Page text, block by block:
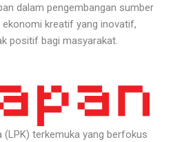
dalam pengembangan sumber
kreatif yang inovatif,
positif bagi masyarakat.
(LPK) terkemuka yang berfokus